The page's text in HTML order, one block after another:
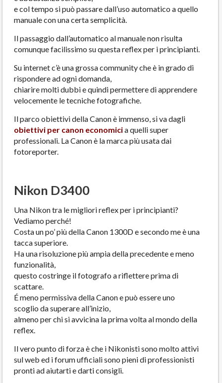
e col tempo si può passare dall’uso automatico a quello
manuale con una certa semplicità.
Il passaggio dall’automatico al manuale non risulta
comunque facilissimo su questa reflex per i principianti.
Su internet c’è una grossa community che è in grado di
rispondere ad ogni domanda,
chiarire molti dubbi e quindi permettere di apprendere
velocemente le tecniche fotografiche.
Il parco obiettivi della Canon è immenso, si va dagli
obiettivi per canon economicia quelli super
professionali. La Canon è la marca più usata dai
fotoreporter.
Nikon D3400
Una Nikon tra le migliori reflex per i principianti?
Vediamo perché!
Costa un po’ più della Canon 1300D e secondo me è una
tacca superiore.
Ha una risoluzione più ampia della precedente e meno
funzionalità,
questo costringe il fotografo a riflettere prima di
scattare.
É meno permissiva della Canon e può essere uno
scoglio da superare all’inizio,
almeno per chi si avvicina la prima volta al mondo della
reflex.
Il vero punto di forza è che i Nikonisti sono molto attivi
sul web ed i forum ufficiali sono pieni di professionisti
pronti ad aiutarti e darti consigli.